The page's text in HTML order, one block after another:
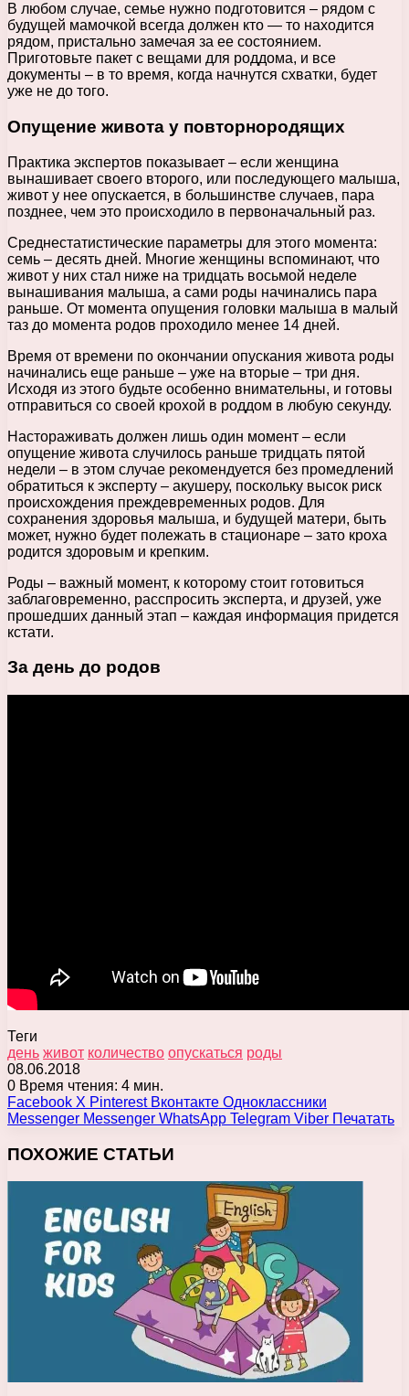
В любом случае, семье нужно подготовится – рядом с
будущей мамочкой всегда должен кто — то находится
рядом, пристально замечая за ее состоянием.
Приготовьте пакет с вещами для роддома, и все
документы – в то время, когда начнутся схватки, будет
уже не до того.
Опущение живота у повторнородящих
Практика экспертов показывает – если женщина
вынашивает своего второго, или последующего малыша,
живот у нее опускается, в большинстве случаев, пара
позднее, чем это происходило в первоначальный раз.
Среднестатистические параметры для этого момента:
семь – десять дней. Многие женщины вспоминают, что
живот у них стал ниже на тридцать восьмой неделе
вынашивания малыша, а сами роды начинались пара
раньше. От момента опущения головки малыша в малый
таз до момента родов проходило менее 14 дней.
Время от времени по окончании опускания живота роды
начинались еще раньше – уже на вторые – три дня.
Исходя из этого будьте особенно внимательны, и готовы
отправиться со своей крохой в роддом в любую секунду.
Настораживать должен лишь один момент – если
опущение живота случилось раньше тридцать пятой
недели – в этом случае рекомендуется без промедлений
обратиться к эксперту – акушеру, поскольку высок риск
происхождения преждевременных родов. Для
сохранения здоровья малыша, и будущей матери, быть
может, нужно будет полежать в стационаре – зато кроха
родится здоровым и крепким.
Роды – важный момент, к которому стоит готовиться
заблаговременно, расспросить эксперта, и друзей, уже
прошедших данный этап – каждая информация придется
кстати.
За день до родов
Теги
день живот количество опускаться роды
08.06.2018
0 Время чтения: 4 мин.
Facebook X Pinterest Вконтакте Одноклассники
Messenger Messenger WhatsApp Telegram Viber Печатать
ПОХОЖИЕ СТАТЬИ